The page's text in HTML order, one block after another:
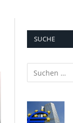
SUCHE